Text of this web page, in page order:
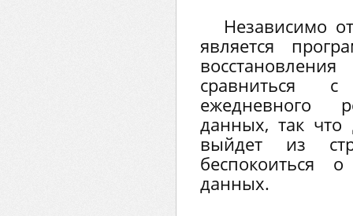
Независимо
является
сравниться
ежедневного
данных, так что
выйдет из
беспокоиться
данных.